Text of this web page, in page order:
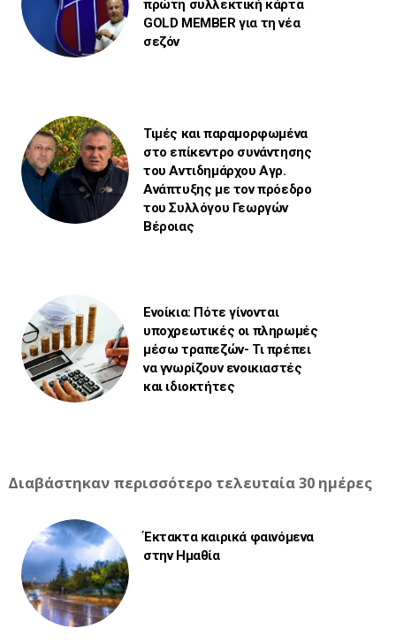
πρώτη συλλεκτική κάρτα
GOLD MEMBER για τη νέα
σεζόν
Τιμές και παραμορφωμένα
στο επίκεντρο συνάντησης
του Αντιδημάρχου Αγρ.
Ανάπτυξης με τον πρόεδρο
του Συλλόγου Γεωργών
Βέροιας
Ενοίκια: Πότε γίνονται
υποχρεωτικές οι πληρωμές
μέσω τραπεζών- Τι πρέπει
να γνωρίζουν ενοικιαστές
και ιδιοκτήτες
Διαβάστηκαν περισσότερο τελευταία 30 ημέρες
Έκτακτα καιρικά φαινόμενα
στην Ημαθία